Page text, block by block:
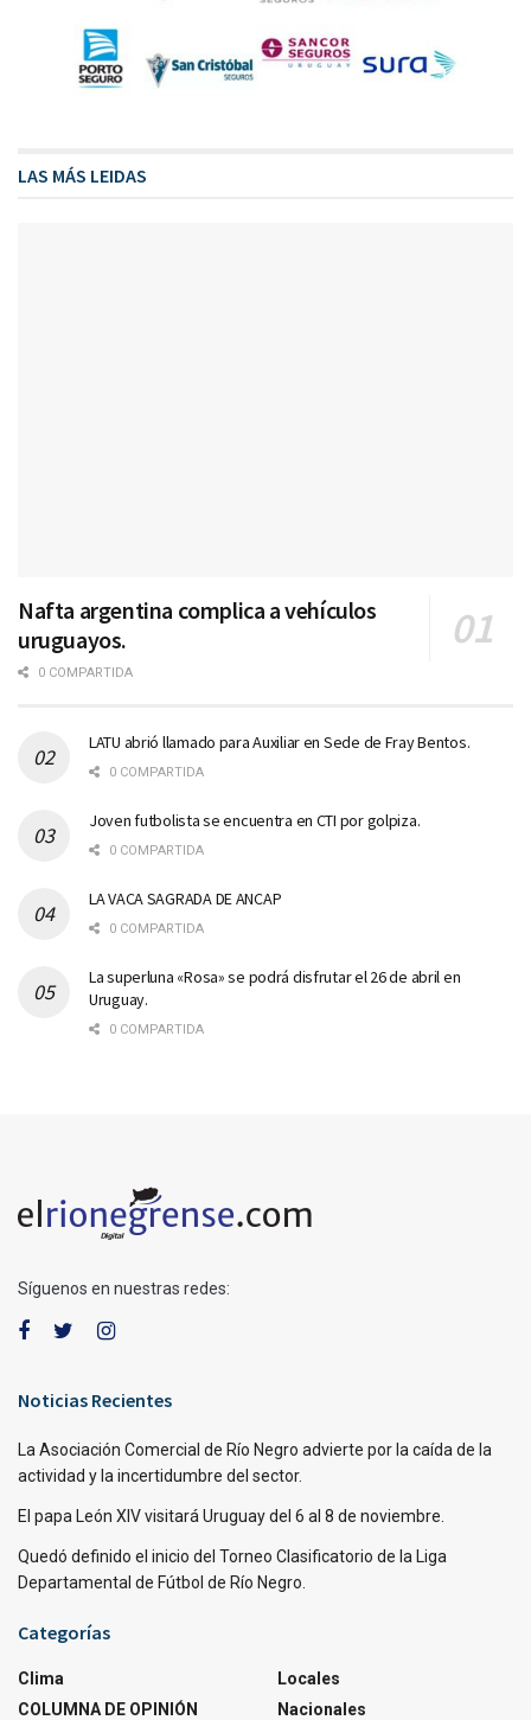
LAS MÁS LEIDAS
Nafta argentina complica a vehículos
uruguayos.
0 COMPARTIDA
LATU abrió llamado para Auxiliar en Sede de Fray Bentos.
0 COMPARTIDA
Joven futbolista se encuentra en CTI por golpiza.
0 COMPARTIDA
LA VACA SAGRADA DE ANCAP
0 COMPARTIDA
La superluna «Rosa» se podrá disfrutar el 26 de abril en
Uruguay.
0 COMPARTIDA
Síguenos en nuestras redes:
Noticias Recientes
La Asociación Comercial de Río Negro advierte por la caída de la
actividad y la incertidumbre del sector.
El papa León XIV visitará Uruguay del 6 al 8 de noviembre.
Quedó definido el inicio del Torneo Clasificatorio de la Liga
Departamental de Fútbol de Río Negro.
Categorías
Clima
COLUMNA DE OPINIÓN
Locales
Nacionales